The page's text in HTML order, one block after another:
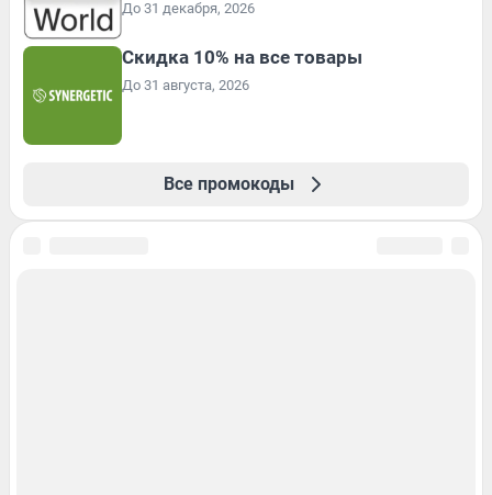
До 31 декабря, 2026
Скидка 10% на все товары
До 31 августа, 2026
Все промокоды